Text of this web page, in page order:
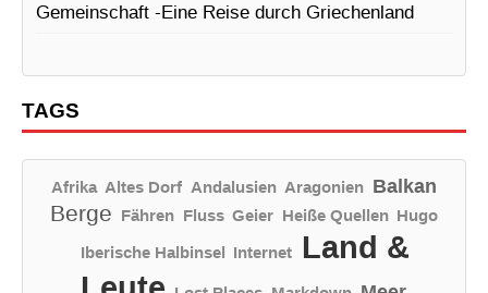
Gemeinschaft -Eine Reise durch Griechenland
TAGS
Afrika Altes Dorf Andalusien Aragonien Balkan
Berge Fähren Fluss Geier Heiße Quellen Hugo
Iberische Halbinsel Internet
Land &